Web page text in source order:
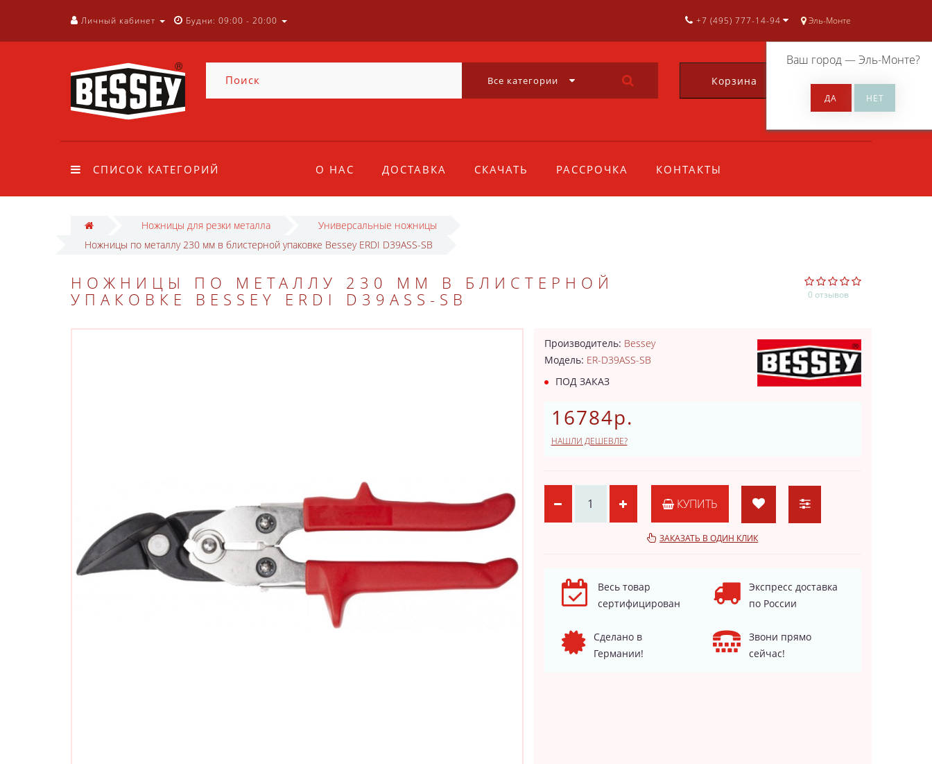
Личный кабинет Будни: 09:00 - 20:00 Эль-Монте
Ваш город —Эль-Монте?
+7 (495) 777-14-94
Все категории Корзина 0
СПИСОК КАТЕГОРИЙ О НАС ДОСТАВКА СКАЧАТЬ РАССРОЧКА КОНТАКТЫ
Ножницы для резки металла
Универсальные ножницы
Ножницы по металлу 230 мм в блистерной упаковке Bessey ERDI D39ASS-SB
НОЖНИЦЫ ПО МЕТАЛЛУ 230 ММ В БЛИСТЕРНОЙ
УПАКОВКЕ BESSEY ERDI D39ASS-SB
0 отзывов
Производитель: Bessey
Модель: ER-D39ASS-SB
ПОД ЗАКАЗ
16784р.
НАШЛИ ДЕШЕВЛЕ?
КУПИТЬ
ЗАКАЗАТЬ В ОДИН КЛИК
Весь товар
сертифицирован
Экспресс доставка
по России
Сделано в
Германии!
Звони прямо
сейчас!